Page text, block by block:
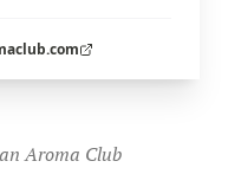
Aroma Club